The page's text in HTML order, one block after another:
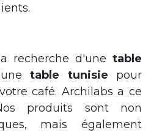
recherche d'une table
table tunisie pour
café. Archilabs a ce
produits sont non
mais également